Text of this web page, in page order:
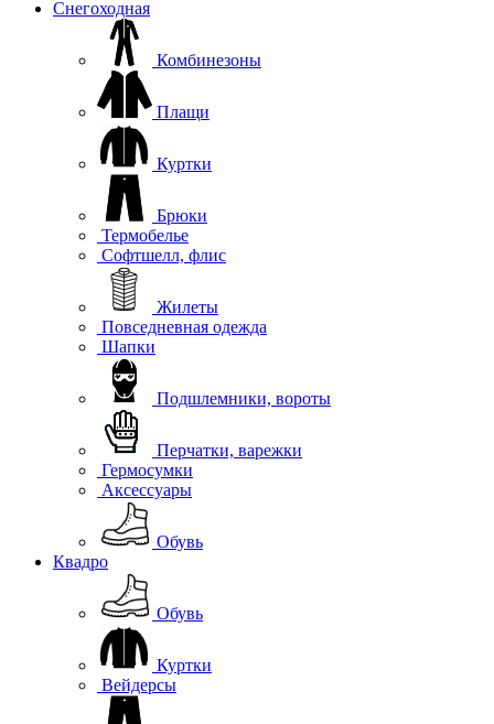
Снегоходная
Комбинезоны
Плащи
Куртки
Брюки
Термобелье
Софтшелл, флис
Жилеты
Повседневная одежда
Шапки
Подшлемники, вороты
Перчатки, варежки
Гермосумки
Аксессуары
Обувь
Квадро
Обувь
Куртки
Вейдерсы